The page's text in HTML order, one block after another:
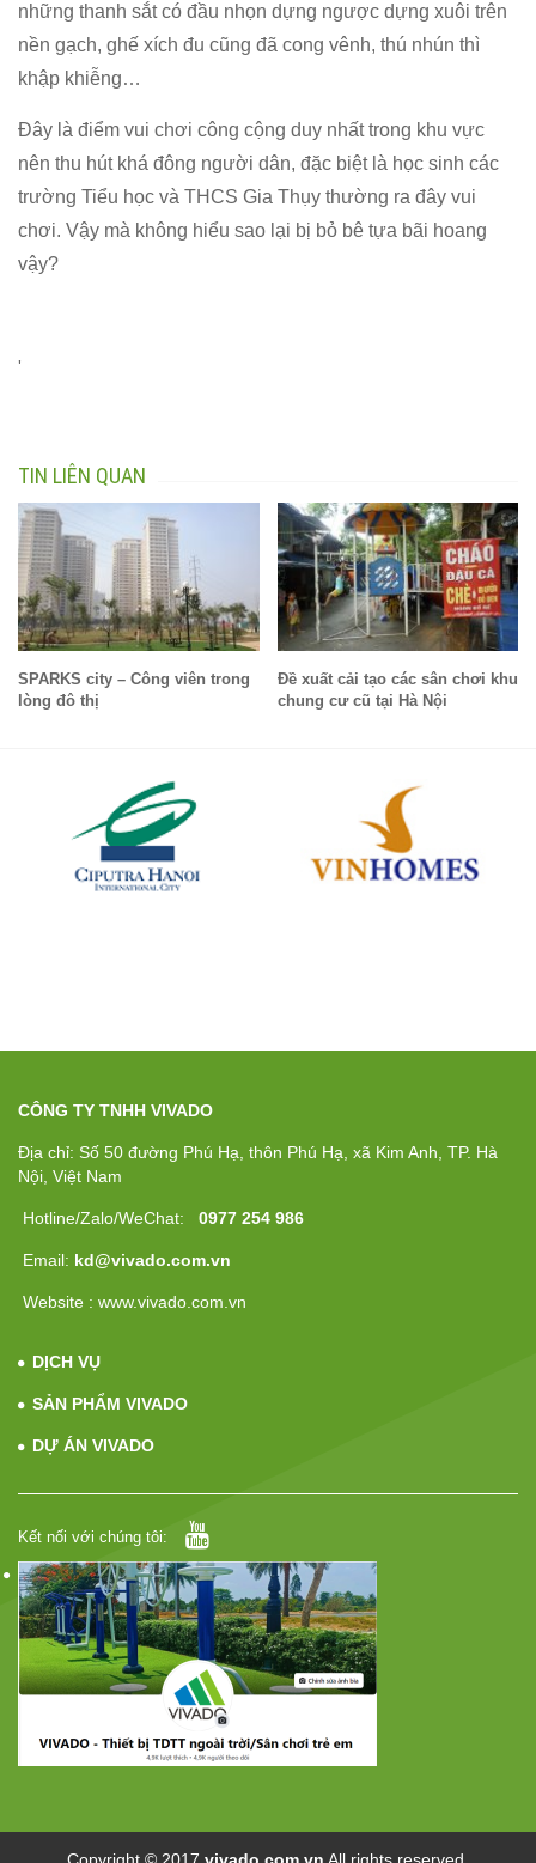
những thanh sắt có đầu nhọn dựng ngược dựng xuôi trên
nền gạch, ghế xích đu cũng đã cong vênh, thú nhún thì
khập khiễng…
Đây là điểm vui chơi công cộng duy nhất trong khu vực
nên thu hút khá đông người dân, đặc biệt là học sinh các
trường Tiểu học và THCS Gia Thụy thường ra đây vui
chơi. Vậy mà không hiểu sao lại bị bỏ bê tựa bãi hoang
vậy?
'
TIN LIÊN QUAN
SPARKS city – Công viên trong
lòng đô thị
Đề xuất cải tạo các sân chơi khu
chung cư cũ tại Hà Nội
CÔNG TY TNHH VIVADO
Địa chỉ: Số 50 đường Phú Hạ, thôn Phú Hạ, xã Kim Anh, TP. Hà
Nội, Việt Nam
Hotline/Zalo/WeChat: 0977 254 986
Email: kd@vivado.com.vn
Website : www.vivado.com.vn
DỊCH VỤ
SẢN PHẨM VIVADO
DỰ ÁN VIVADO
Kết nối với chúng tôi:
Copyright © 2017 vivado.com.vn All rights reserved.